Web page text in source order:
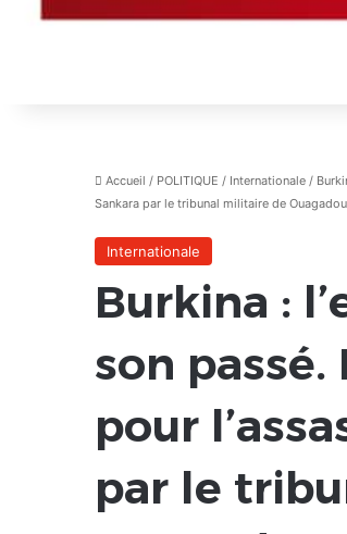
Accueil / POLITIQUE / Internationale /
Sankara par le tribunal militaire de
Internationale
Burkina :
son passé.
pour
par le